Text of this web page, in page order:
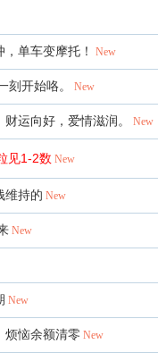
单车变摩托！ New
刻开始咯。 New
运向好，爱情滋润。 New
见1-2数 New
维持的 New
New
New
烦恼余额清零 New